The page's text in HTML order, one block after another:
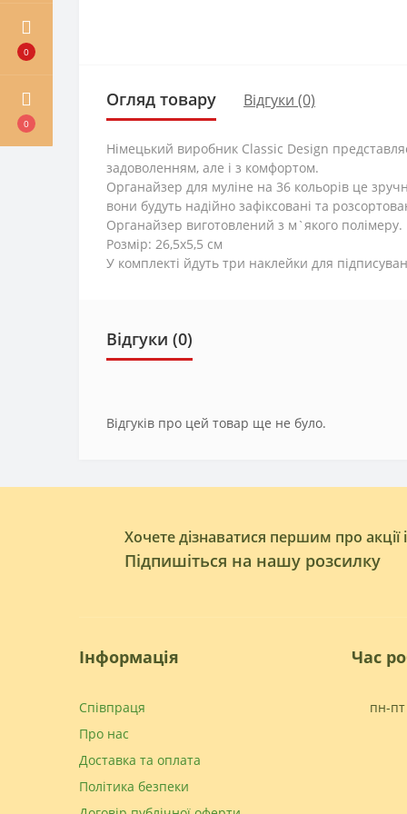
0
0
Огляд товару Відгуки (0)
Німецький виробник Classic Design
задоволенням, але і з комфортом.
Органайзер для муліне на 36 кольорів це
вони будуть надійно зафіксовані та
Органайзер виготовлений з м`якого полімеру.
Розмір: 26,5x5,5 см
У комплекті йдуть три наклейки для
Відгуки (0)
Відгуків про цей товар ще не було.
Хочете дізнаватися першим про акції
Підпишіться на нашу розсилку
Інформація
Співпраця
Про нас
Доставка та оплата
Політика безпеки
Час
пн-